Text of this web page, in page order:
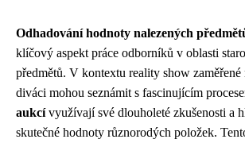
Odhadování hodnoty nalezených
klíčový aspekt práce odborníků v oblasti
předmětů. V kontextu reality show
diváci mohou seznámit s fascinujícím
aukcívyužívají své dlouholeté zkušenosti a
skutečné hodnoty různorodých položek.